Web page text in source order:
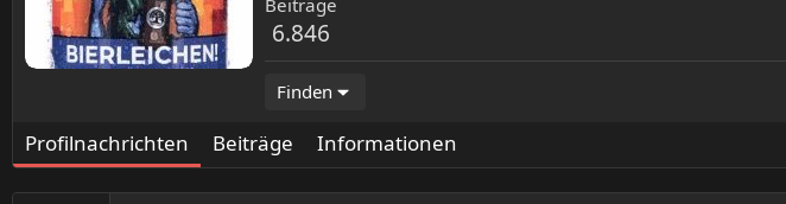
Beiträge
6.846
Finden
Profilnachrichten Beiträge Informationen